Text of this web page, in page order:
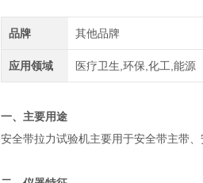
品牌 其他品牌
应用领域 医疗卫生,环保,化工,能源
一、主要用途
安全带拉力试验机主要用于安全带主带